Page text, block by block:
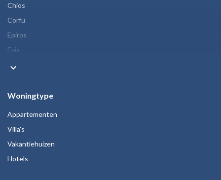
Chios
Corfu
Epiros
Evia
keyboard_arrow_down
Woningtype
Appartementen
Villa's
Vakantiehuizen
Hotels